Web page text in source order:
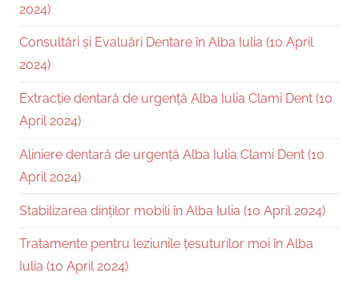
2024)
Consultări și Evaluări Dentare în Alba Iulia (10 April
2024)
Extracție dentară de urgență Alba Iulia Clami Dent (10
April 2024)
Aliniere dentară de urgență Alba Iulia Clami Dent (10
April 2024)
Stabilizarea dinților mobili în Alba Iulia (10 April 2024)
Tratamente pentru leziunile țesuturilor moi în Alba
Iulia (10 April 2024)